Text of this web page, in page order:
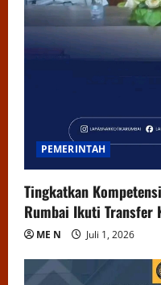
PEMERINTAH
Tingkatkan
Rumbai Ikuti Transfer
ME N Juli 1, 2026